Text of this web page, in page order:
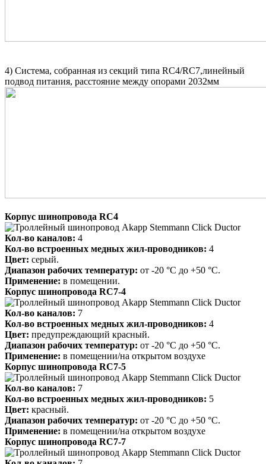
4) Система, собранная из секций типа RC4/RC7,линейный
подвод питания, расстояние между опорами 2032мм
Корпус шинопровода RC4
Кол-во каналов: 4
Кол-во встроенных медных жил-проводников: 4
Цвет: серый.
Диапазон рабочих температур: от -20 °C до +50 °C.
Применение: в помещении.
Корпус шинопровода RC7-4
Кол-во каналов: 7
Кол-во встроенных медных жил-проводников: 4
Цвет: предупреждающий красный.
Диапазон рабочих температур: от -20 °C до +50 °C.
Применение: в помещении/на открытом воздухе
Корпус шинопровода RC7-5
Кол-во каналов: 7
Кол-во встроенных медных жил-проводников: 5
Цвет: красный.
Диапазон рабочих температур: от -20 °C до +50 °C.
Применение: в помещении/на открытом воздухе
Корпус шинопровода RC7-7